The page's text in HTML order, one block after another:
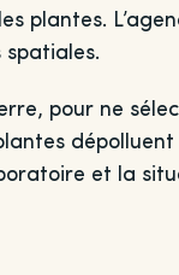
plantes.
spatiales.
pour ne
dépolluent
et la